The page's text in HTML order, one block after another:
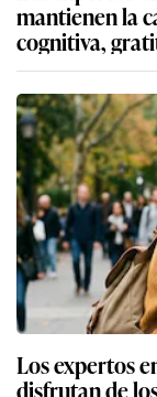
mantienen la
cognitiva,
Los expertos
disfrutan de